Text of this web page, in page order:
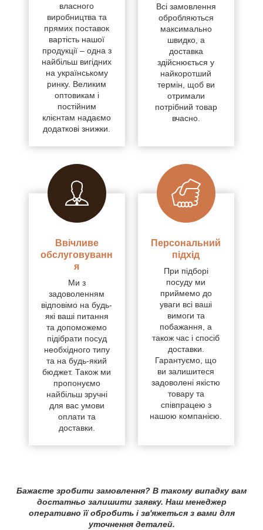
власного
виробництва та
прямих поставок
вартість нашої
продукції – одна з
найбільш вигідних
на українському
ринку. Великим
оптовикам і
постійним
клієнтам надаємо
додаткові знижки.
Всі замовлення
обробляються
максимально
швидко, а
доставка
здійснюється у
найкоротший
термін, щоб ви
отримали
потрібний товар
вчасно.
Ввічливе
обслуговуванн
я
Ми з
задоволенням
відповімо на будь-
які ваші питання
та допоможемо
підібрати посуд
необхідного типу
та на будь-який
бюджет. Також ми
пропонуємо
найбільш зручні
для вас умови
оплати та
доставки.
Персональний
підхід
При підборі
посуду ми
приймемо до
уваги всі ваші
вимоги та
побажання, а
також час і спосіб
доставки.
Гарантуємо, що
ви залишитеся
задоволені якістю
товару та
співпрацею з
нашою компанією.
Бажаєте зробити замовлення? В такому випадку вам
достатньо залишити заявку. Наш менеджер
оперативно її обробить і зв'яжеться з вами для
уточнення деталей.